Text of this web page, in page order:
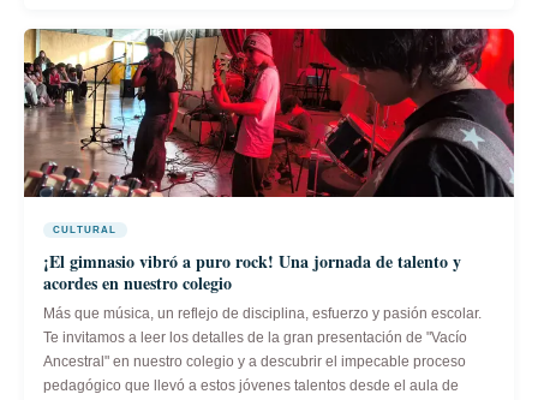
CULTURAL
¡El gimnasio vibró a puro rock! Una jornada de talento y
acordes en nuestro colegio
Más que música, un reflejo de disciplina, esfuerzo y pasión escolar.
Te invitamos a leer los detalles de la gran presentación de "Vacío
Ancestral" en nuestro colegio y a descubrir el impecable proceso
pedagógico que llevó a estos jóvenes talentos desde el aula de